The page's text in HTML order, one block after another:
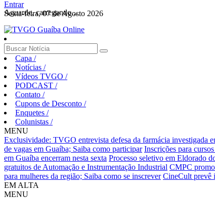
Aguarde, carregando...
Entrar
Sexta-feira, 07 de Agosto 2026
Capa /
Notícias /
Vídeos TVGO /
PODCAST /
Contato /
Cupons de Desconto /
Enquetes /
Colunistas /
MENU
Exclusividade: TVGO entrevista defesa da farmácia investigada
de vagas em Guaíba; Saiba como participar Inscrições para
em Guaíba encerram nesta sexta Processo seletivo em Eldorado
gratuitos de Automação e Instrumentação Industrial CMPC
para mulheres da região; Saiba como se inscrever CineCult prevê
EM ALTA
MENU